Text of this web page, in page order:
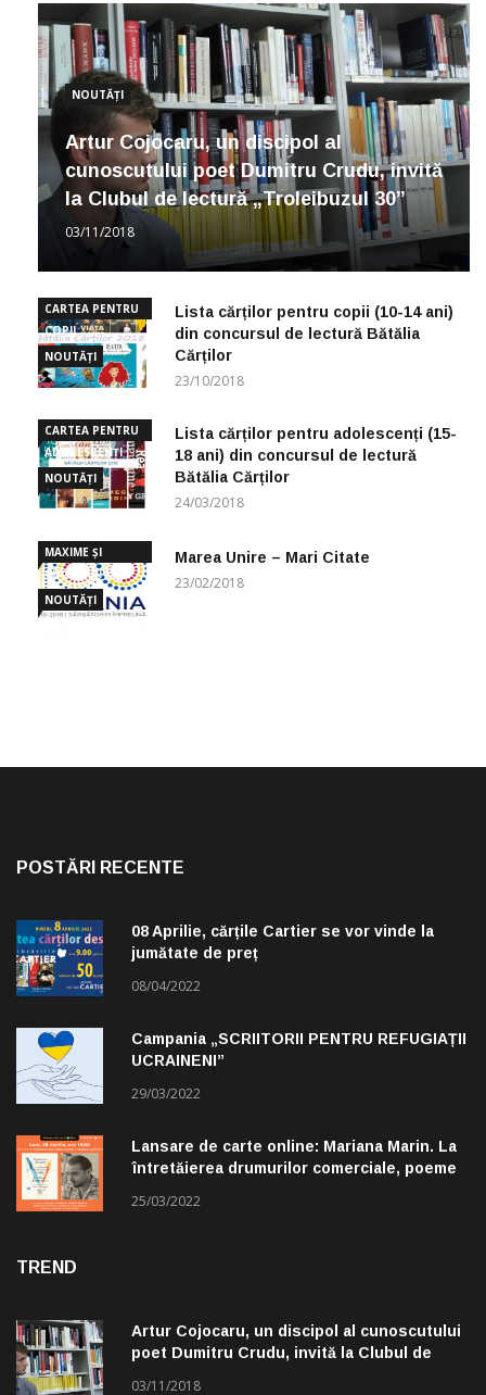
NOUTĂȚI
Artur Cojocaru, un discipol al
cunoscutului poet Dumitru Crudu, invită
la Clubul de lectură „Troleibuzul 30”
03/11/2018
CARTEA PENTRU
COPII
NOUTĂȚI
Lista cărților pentru copii (10-14 ani)
din concursul de lectură Bătălia
Cărților
23/10/2018
CARTEA PENTRU
ADOLESCENȚI
NOUTĂȚI
Lista cărților pentru adolescenți (15-
18 ani) din concursul de lectură
Bătălia Cărților
24/03/2018
MAXIME ȘI
CUGETĂRI
NOUTĂȚI
Marea Unire – Mari Citate
23/02/2018
POSTĂRI RECENTE
08 Aprilie, cărțile Cartier se vor vinde la
jumătate de preț
08/04/2022
Campania „SCRIITORII PENTRU REFUGIAȚII
UCRAINENI”
29/03/2022
Lansare de carte online: Mariana Marin. La
întretăierea drumurilor comerciale, poeme
25/03/2022
TREND
Artur Cojocaru, un discipol al cunoscutului
poet Dumitru Crudu, invită la Clubul de
03/11/2018